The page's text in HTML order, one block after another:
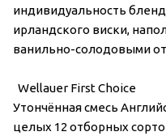
индивидуальность
ирландского виски,
ванильно-солодовыми
Wellauer First Choice
Утончённая смесь
целых 12 отборных